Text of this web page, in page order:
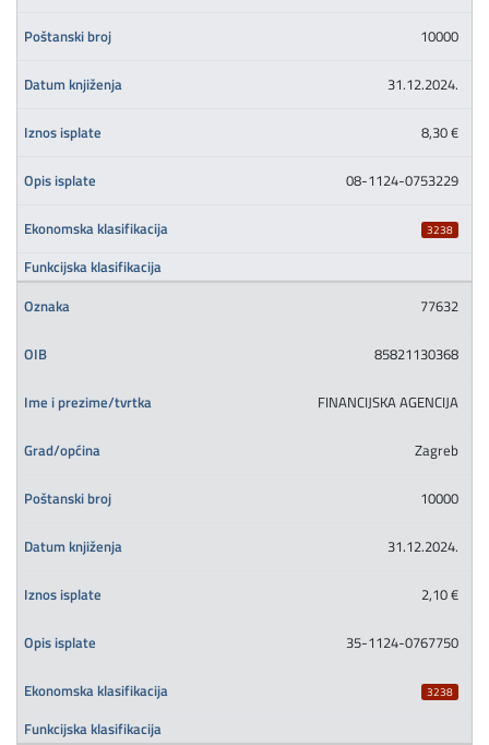
10000
31.12.2024.
8,30 €
08-1124-0753229
3238
77632
85821130368
FINANCIJSKA AGENCIJA
Zagreb
10000
31.12.2024.
2,10 €
35-1124-0767750
3238